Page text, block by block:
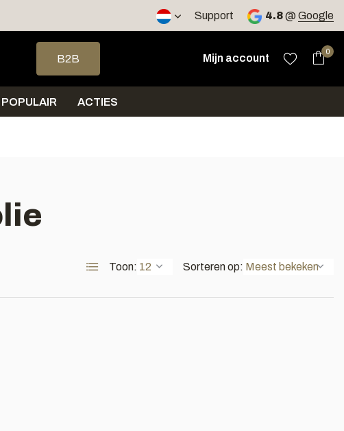
Support 4.8@ Google
op en neer om een beschikbaar resultaat te selecteren. Druk
B2B
Mijn account
0
POPULAIR ACTIES
Toon: Sorteren op: